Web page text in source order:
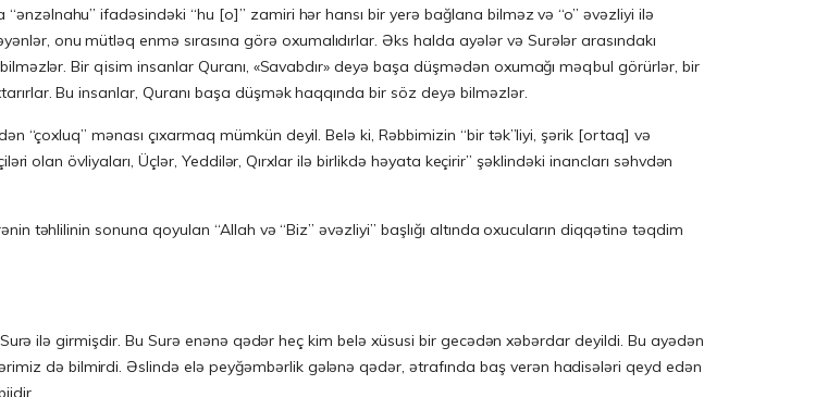
ifadəsindəki “hu [o]” zamiri hər hansı bir yerə bağlana bilməz və “o” əvəzliyi ilə
onu mütləq enmə sırasına görə oxumalıdırlar. Əks halda ayələr və Surələr arasındakı
Bir qisim insanlar Quranı, «Savabdır» deyə başa düşmədən oxumağı məqbul görürlər, bir
Bu insanlar, Quranı başa düşmək haqqında bir söz deyə bilməzlər.
olan övliyaları, Üçlər, Yeddilər, Qırxlar ilə birlikdə həyata keçirir” şəklindəki inancları səhvdən
təhlilinin sonuna qoyulan “Allah və “Biz” əvəzliyi” başlığı altında oxucuların diqqətinə təqdim
də bilmirdi. Əslində elə peyğəmbərlik gələnə qədər, ətrafında baş verən hadisələri qeyd edən